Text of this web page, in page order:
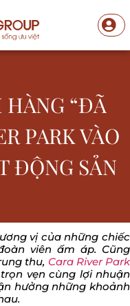
HÀNG “ĐÃ
PARK VÀO
ĐỘNG SẢN
vị của những chiếc
viên ấm áp. Cũng
thu, Cara River Park
vẹn cùng lợi nhuận
hưởng những khoảnh